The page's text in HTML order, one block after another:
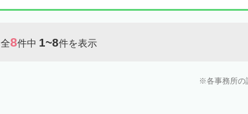
全8件中 1~8件を表示
各事務所の